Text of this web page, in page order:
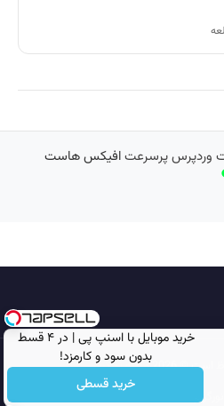
خرید موبایل با اسنپ پی | در ۴ قسط
بدون سود و کارمزد!
خرید قسطی
وردپرس پرسرعتافیکس هاست
© 2026
مجله نورگرام